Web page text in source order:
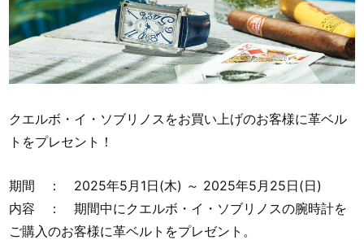
クエルボ・イ・ソブリノスをお買い上げのお客様に革ベル
トをプレセント！
期間 ： 2025年5月1日(木) ～ 2025年5月25日(日)
内容 ： 期間中にクエルボ・イ・ソブリノスの腕時計を
ご購入のお客様に革ベルトをプレゼント。